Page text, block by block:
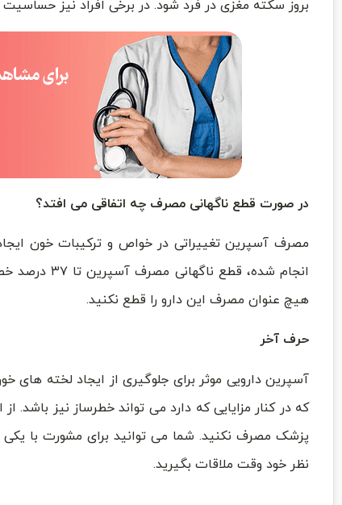
بروز سکته مغزی در فرد شود. در برخی افراد نیز
در صورت قطع ناگهانی مصرف چه اتفاقی می افتد؟
مصرف آسپرین تغییراتی در خواص و ترکیبات خون
انجام
هیچ عنوان مصرف این دارو را قطع نکنید.
حرف آخر
آسپرین دارویی موثر برای جلوگیری از ایجاد لخته
که در کنار مزایایی که دارد می تواند خطرساز نیز باشد.
پزشک مصرف نکنید. شما می‌ توانید برای مشورت با
نظر خود وقت ملاقات بگیرید.